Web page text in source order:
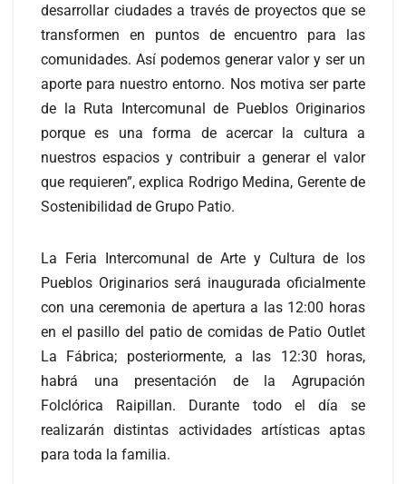
desarrollar ciudades a través de proyectos que se
transformen en puntos de encuentro para las
comunidades. Así podemos generar valor y ser un
aporte para nuestro entorno. Nos motiva ser parte
de la Ruta Intercomunal de Pueblos Originarios
porque es una forma de acercar la cultura a
nuestros espacios y contribuir a generar el valor
que requieren”, explica Rodrigo Medina, Gerente de
Sostenibilidad de Grupo Patio.
La Feria Intercomunal de Arte y Cultura de los
Pueblos Originarios será inaugurada oficialmente
con una ceremonia de apertura a las 12:00 horas
en el pasillo del patio de comidas de Patio Outlet
La Fábrica; posteriormente, a las 12:30 horas,
habrá una presentación de la Agrupación
Folclórica Raipillan. Durante todo el día se
realizarán distintas actividades artísticas aptas
para toda la familia.